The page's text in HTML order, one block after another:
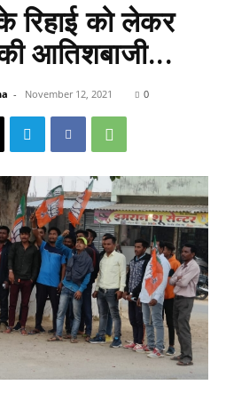
रिहाई को लेकर
आतिशबाजी...
- November 12, 2021 0